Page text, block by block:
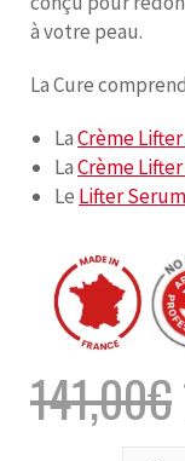
à votre peau.
La Cure
LaCrème
LaCrème
Le Lifter
141,00€